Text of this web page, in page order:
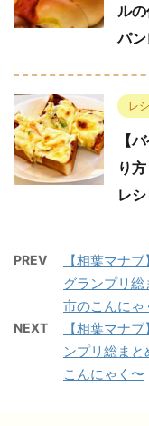
ル
パ
レ
【
り
レ
PREV
【相葉マナ
グランプリ
市のこんにゃ
NEXT
【相葉マナ
ンプリ総ま
こんにゃく〜